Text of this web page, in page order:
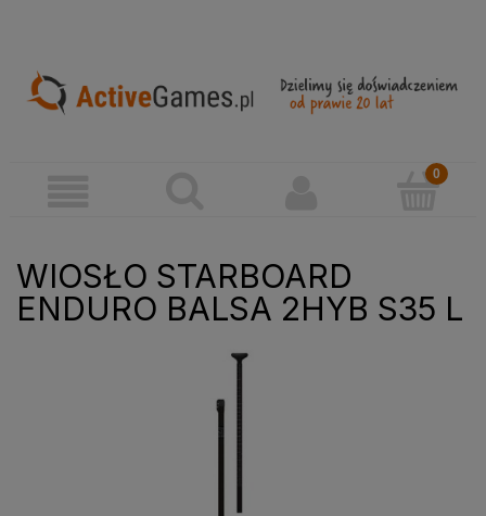
WIOSŁO STARBOARD
ENDURO BALSA 2HYB S35 L